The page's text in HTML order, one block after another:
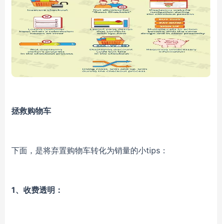
拯救购物车
下面，是将弃置购物车转化为销量的小tips：
1、收费透明：